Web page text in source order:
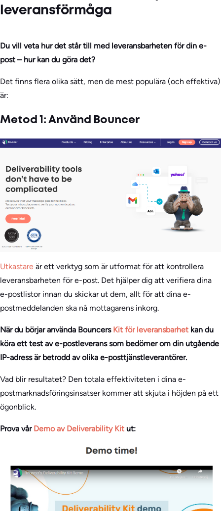
leveransförmåga
Du vill veta hur det står till med leveransbarheten för din e-
post – hur kan du göra det?
Det finns flera olika sätt, men de mest populära (och effektiva)
är:
Metod 1: Använd Bouncer
Utkastare är ett verktyg som är utformat för att kontrollera
leveransbarheten för e-post. Det hjälper dig att verifiera dina
e-postlistor innan du skickar ut dem, allt för att dina e-
postmeddelanden ska nå mottagarens inkorg.
När du börjar använda Bouncers Kit för leveransbarhet kan du
köra ett test av e-postleverans som bedömer om din utgående
IP-adress är betrodd av olika e-posttjänstleverantörer.
Vad blir resultatet? Den totala effektiviteten i dina e-
postmarknadsföringsinsatser kommer att skjuta i höjden på ett
ögonblick.
Prova vår Demo av Deliverability Kit ut: